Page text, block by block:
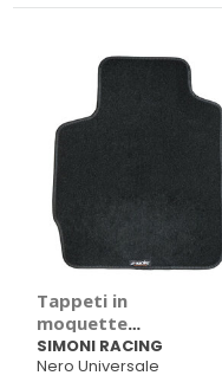
Tappeti in
moquette
universale Solo -
SIMONI RACING
SIMONI RACING
Nero Universale